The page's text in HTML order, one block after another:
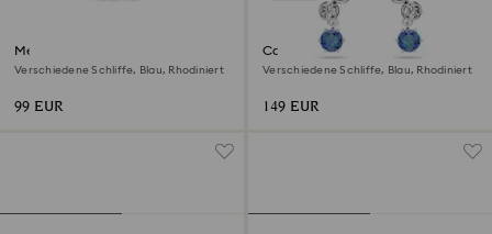
Mesmera Armband
Verschiedene Schliffe, Blau, Rhodiniert
99 EUR
Constella Drop-Ohrhänger
Verschiedene Schliffe, Blau, Rhodiniert
149 EUR